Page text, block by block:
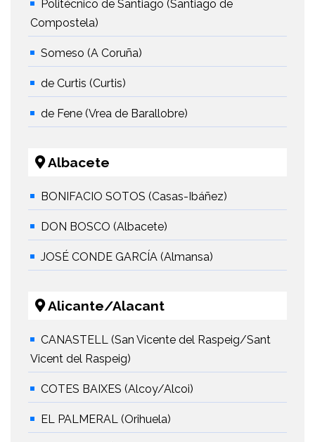
Politécnico de Santiago (Santiago de
Compostela)
Someso (A Coruña)
de Curtis (Curtis)
de Fene (Vrea de Barallobre)
Albacete
BONIFACIO SOTOS (Casas-Ibáñez)
DON BOSCO (Albacete)
JOSÉ CONDE GARCÍA (Almansa)
Alicante/Alacant
CANASTELL (San Vicente del Raspeig/Sant
Vicent del Raspeig)
COTES BAIXES (Alcoy/Alcoi)
EL PALMERAL (Orihuela)